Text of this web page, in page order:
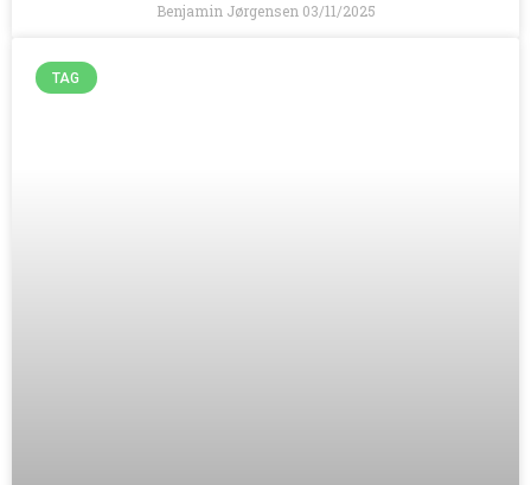
Benjamin Jørgensen 03/11/2025
TAG